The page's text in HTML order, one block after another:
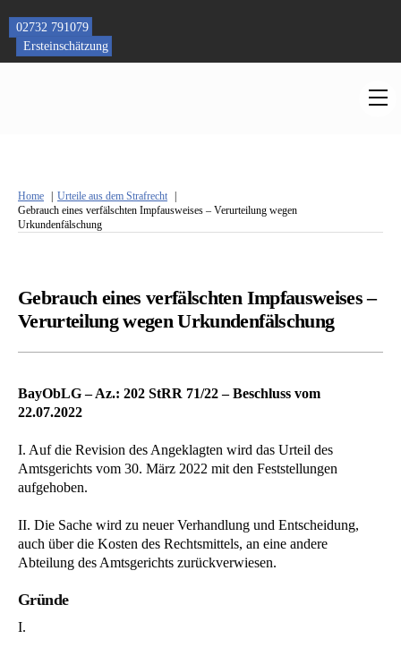
content
02732 791079
Ersteinschätzung
Home
Urteile aus dem Strafrecht
Gebrauch eines verfälschten Impfausweises – Verurteilung wegen
Urkundenfälschung
Gebrauch eines verfälschten Impfausweises –
Verurteilung wegen Urkundenfälschung
BayObLG – Az.: 202 StRR 71/22 – Beschluss vom
22.07.2022
I. Auf die Revision des Angeklagten wird das Urteil des
Amtsgerichts vom 30. März 2022 mit den Feststellungen
aufgehoben.
II. Die Sache wird zu neuer Verhandlung und Entscheidung,
auch über die Kosten des Rechtsmittels, an eine andere
Abteilung des Amtsgerichts zurückverwiesen.
Gründe
I.